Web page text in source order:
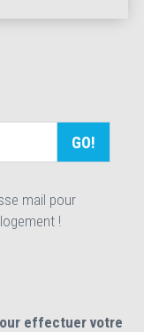
GO!
mail pour
!
effectuer votre